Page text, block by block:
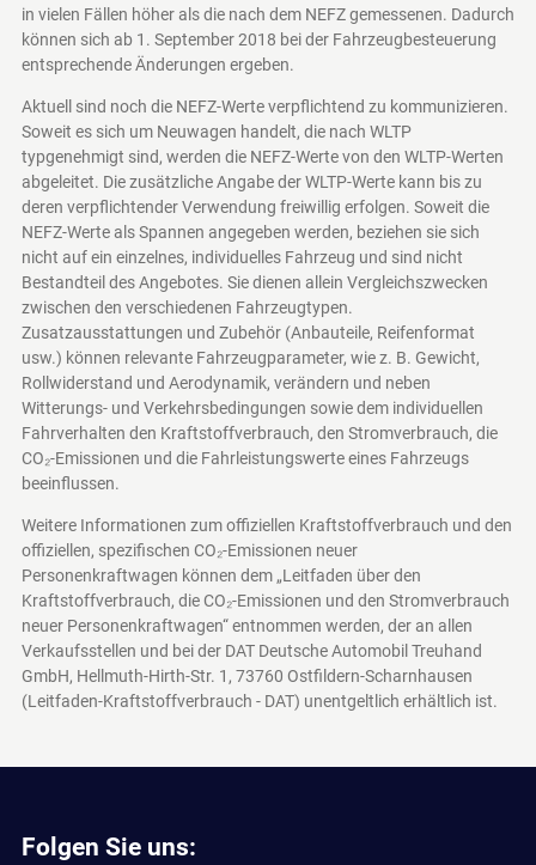
in vielen Fällen höher als die nach dem NEFZ gemessenen. Dadurch
können sich ab 1. September 2018 bei der Fahrzeugbesteuerung
entsprechende Änderungen ergeben.
Aktuell sind noch die NEFZ-Werte verpflichtend zu kommunizieren.
Soweit es sich um Neuwagen handelt, die nach WLTP
typgenehmigt sind, werden die NEFZ-Werte von den WLTP-Werten
abgeleitet. Die zusätzliche Angabe der WLTP-Werte kann bis zu
deren verpflichtender Verwendung freiwillig erfolgen. Soweit die
NEFZ-Werte als Spannen angegeben werden, beziehen sie sich
nicht auf ein einzelnes, individuelles Fahrzeug und sind nicht
Bestandteil des Angebotes. Sie dienen allein Vergleichszwecken
zwischen den verschiedenen Fahrzeugtypen.
Zusatzausstattungen und Zubehör (Anbauteile, Reifenformat
usw.) können relevante Fahrzeugparameter, wie z. B. Gewicht,
Rollwiderstand und Aerodynamik, verändern und neben
Witterungs- und Verkehrsbedingungen sowie dem individuellen
Fahrverhalten den Kraftstoffverbrauch, den Stromverbrauch, die
CO₂-Emissionen und die Fahrleistungswerte eines Fahrzeugs
beeinflussen.
Weitere Informationen zum offiziellen Kraftstoffverbrauch und den
offiziellen, spezifischen CO₂-Emissionen neuer
Personenkraftwagen können dem „Leitfaden über den
Kraftstoffverbrauch, die CO₂-Emissionen und den Stromverbrauch
neuer Personenkraftwagen“ entnommen werden, der an allen
Verkaufsstellen und bei der DAT Deutsche Automobil Treuhand
GmbH, Hellmuth-Hirth-Str. 1, 73760 Ostfildern-Scharnhausen
(Leitfaden-Kraftstoffverbrauch - DAT) unentgeltlich erhältlich ist.
Folgen Sie uns: